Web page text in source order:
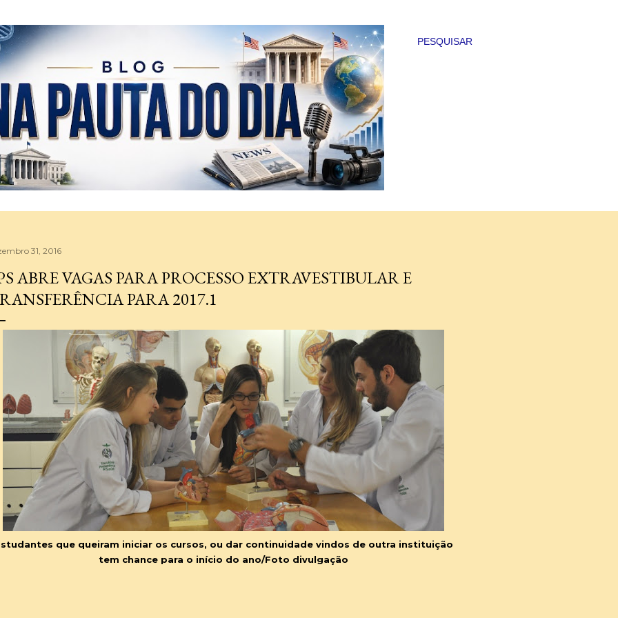
PESQUISAR
31, 2016
ABRE VAGAS PARA PROCESSO EXTRAVESTIBULAR E
PARA 2017.1
que queiram iniciar os cursos, ou dar continuidade vindos de outra instituição
tem chance para o início do ano/Foto divulgação